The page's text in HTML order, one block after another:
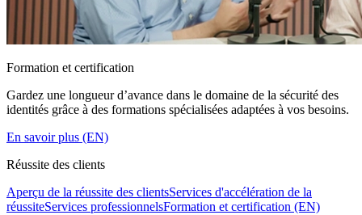
Formation et certification
Gardez une longueur d’avance dans le domaine de la sécurité des
identités grâce à des formations spécialisées adaptées à vos besoins.
En savoir plus (EN)
Réussite des clients
Aperçu de la réussite des clientsServices d'accélération de la
réussiteServices professionnelsFormation et certification (EN)